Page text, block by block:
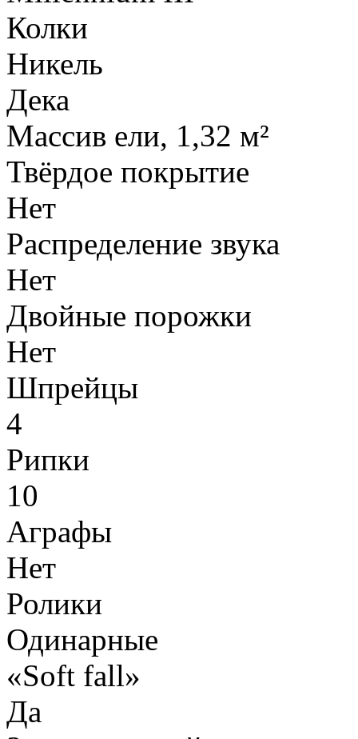
Колки
Никель
Дека
Массив ели, 1,32 м²
Твёрдое покрытие
Нет
Распределение звука
Нет
Двойные порожки
Нет
Шпрейцы
4
Рипки
10
Аграфы
Нет
Ролики
Одинарные
«Soft fall»
Да